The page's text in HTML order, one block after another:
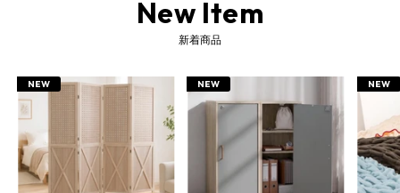
New Item
新着商品
NEW NEW NEW